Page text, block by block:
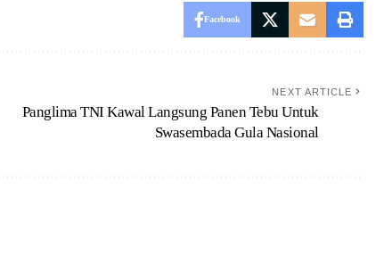
Facebook
NEXT ARTICLE
Panglima TNI Kawal Langsung Panen Tebu Untuk
Swasembada Gula Nasional